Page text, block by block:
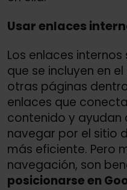
Usar enlaces
Los enlaces
que se incluyen en
otras páginas
enlaces que
contenido y ayudan
navegar por el sitio
más eficiente. Pero
navegación, son
posicionarse en